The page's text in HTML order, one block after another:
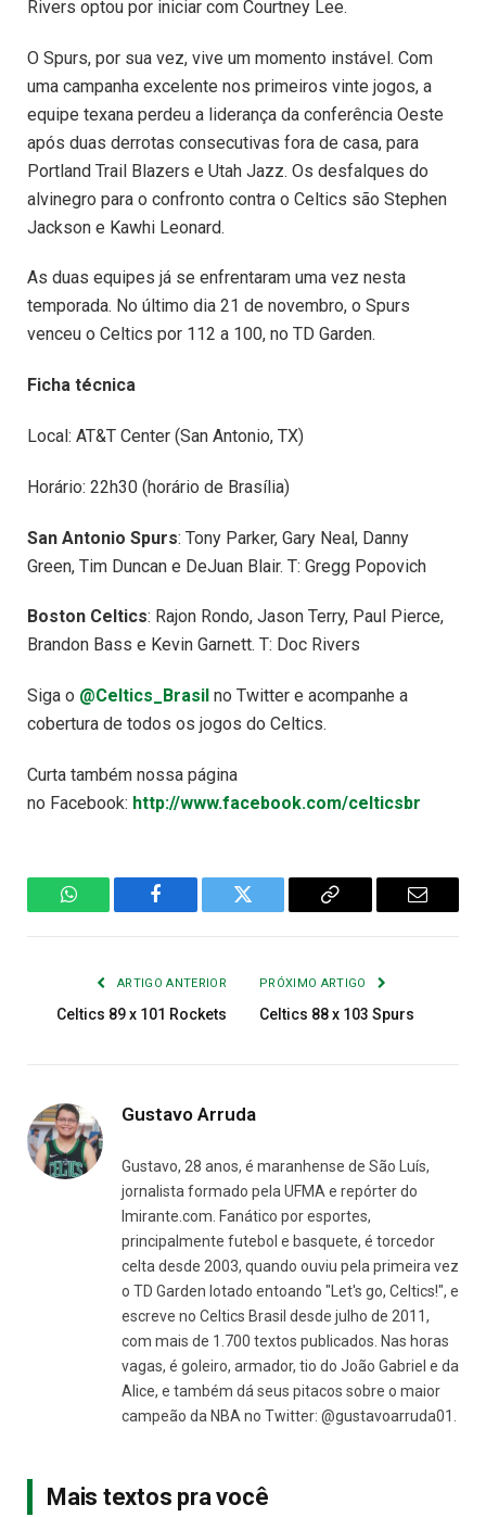
Rivers optou por iniciar com Courtney Lee.
O Spurs, por sua vez, vive um momento instável. Com
uma campanha excelente nos primeiros vinte jogos, a
equipe texana perdeu a liderança da conferência Oeste
após duas derrotas consecutivas fora de casa, para
Portland Trail Blazers e Utah Jazz. Os desfalques do
alvinegro para o confronto contra o Celtics são Stephen
Jackson e Kawhi Leonard.
As duas equipes já se enfrentaram uma vez nesta
temporada. No último dia 21 de novembro, o Spurs
venceu o Celtics por 112 a 100, no TD Garden.
Ficha técnica
Local: AT&T Center (San Antonio, TX)
Horário: 22h30 (horário de Brasília)
San Antonio Spurs: Tony Parker, Gary Neal, Danny
Green, Tim Duncan e DeJuan Blair. T: Gregg Popovich
Boston Celtics: Rajon Rondo, Jason Terry, Paul Pierce,
Brandon Bass e Kevin Garnett. T: Doc Rivers
Siga o @Celtics_Brasil no Twitter e acompanhe a
cobertura de todos os jogos do Celtics.
Curta também nossa página
no Facebook: http://www.facebook.com/celticsbr
WhatsAppFacebook Twitter
Copiar
E-
ARTIGO ANTERIOR
Celtics 89 x 101 Rockets
PRÓXIMO ARTIGO
Celtics 88 x 103 Spurs
Gustavo Arruda
Gustavo, 28 anos, é maranhense de São Luís,
jornalista formado pela UFMA e repórter do
Imirante.com. Fanático por esportes,
principalmente futebol e basquete, é torcedor
celta desde 2003, quando ouviu pela primeira vez
o TD Garden lotado entoando "Let's go, Celtics!", e
escreve no Celtics Brasil desde julho de 2011,
com mais de 1.700 textos publicados. Nas horas
vagas, é goleiro, armador, tio do João Gabriel e da
Alice, e também dá seus pitacos sobre o maior
campeão da NBA no Twitter: @gustavoarruda01.
Mais textos pra você